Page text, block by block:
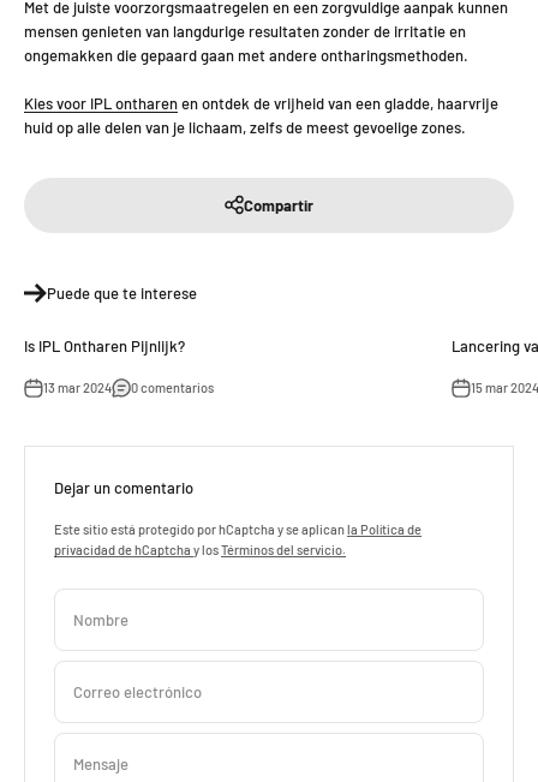
Met de juiste voorzorgsmaatregelen en een zorgvuldige aanpak kunnen
mensen genieten van langdurige resultaten zonder de irritatie en
ongemakken die gepaard gaan met andere ontharingsmethoden.
Kies voor IPL ontharenen ontdek de vrijheid van een gladde, haarvrije
huid op alle delen van je lichaam, zelfs de meest gevoelige zones.
Compartir
Puede que te interese
Is IPL Ontharen Pijnlijk?
13 mar 2024 0 comentarios
Lancering
15 mar 2024
Dejar un comentario
Este sitio está protegido por hCaptcha y se aplicanla Política de
privacidad de hCaptcha y losTérminos del servicio.
Nombre
Correo electrónico
Mensaje